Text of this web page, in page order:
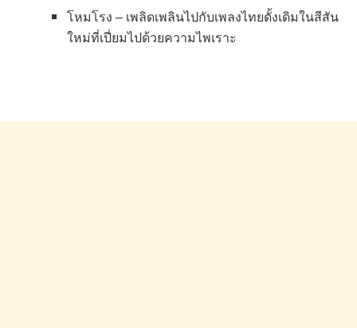
โหมโรง – เพลิดเพลินไปกับเพลงไทยดั้งเดิมในสีสัน
ใหม่ที่เปี่ยมไปด้วยความไพเราะ